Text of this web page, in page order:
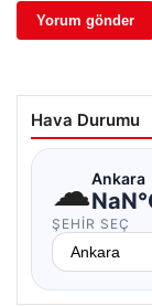
Hava Durumu
☁Ankara
ŞEHIR SEÇ